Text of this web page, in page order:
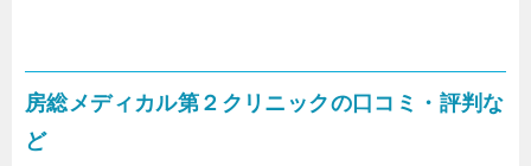
房総メディカル第２クリニックの口コミ・評判な
ど